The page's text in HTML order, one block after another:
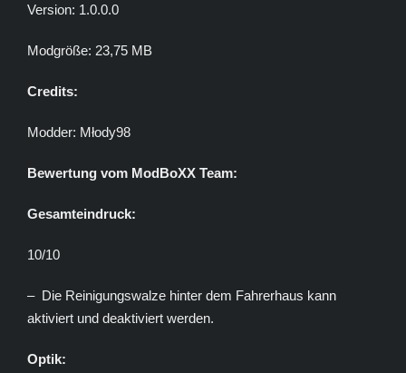
Version: 1.0.0.0
Modgröße: 23,75 MB
Credits:
Modder: Młody98
Bewertung vom ModBoXX Team:
Gesamteindruck:
10/10
– Die Reinigungswalze hinter dem Fahrerhaus kann
aktiviert und deaktiviert werden.
Optik: